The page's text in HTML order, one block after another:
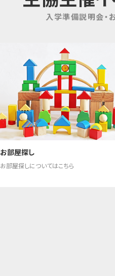
入学準備説明会・
お部屋探し
お部屋探しについてはこちら